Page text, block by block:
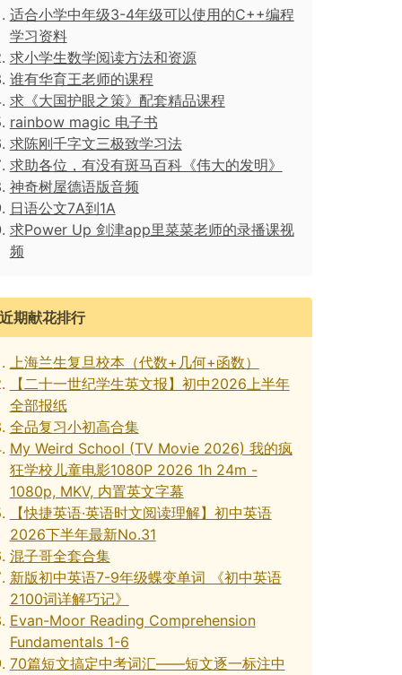
适合小学中年级3-4年级可以使用的C++编程
学习资料
求小学生数学阅读方法和资源
谁有华育王老师的课程
求《大国护眼之策》配套精品课程
rainbow magic 电子书
求陈刚千字文三极致学习法
求助各位，有没有斑马百科《伟大的发明》
神奇树屋德语版音频
日语公文7A到1A
求Power Up 剑津app里菜菜老师的录播课视
频
期献花排行
上海兰生复旦校本（代数+几何+函数）
【二十一世纪学生英文报】初中2026上半年
全部报纸
全品复习小初高合集
My Weird School (TV Movie 2026) 我的疯
狂学校儿童电影1080P 2026 1h 24m -
1080p, MKV, 内置英文字幕
【快捷英语·英语时文阅读理解】初中英语
2026下半年最新No.31
混子哥全套合集
新版初中英语7-9年级蝶变单词 《初中英语
2100词详解巧记》
Evan-Moor Reading Comprehension
Fundamentals 1-6
70篇短文搞定中考词汇——短文逐一标注中